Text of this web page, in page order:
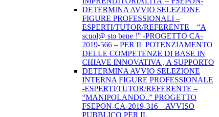
DETERMINA AVVIO SELEZIONE
FIGURE PROFESSIONALI –
ESPERTI/TUTOR/REFERENTE – “A
scuol@ sto bene !” -PROGETTO CA-
2019-566 – PER IL POTENZIAMENTO
DELLE COMPETENZE DI BASE IN
CHIAVE INNOVATIVA , A SUPPORTO
DETERMINA AVVIO SELEZIONE
INTERNA FIGURE PROFESSIONALE
-ESPERTI/TUTOR/REFERENTE –
“MANIPOLANDO..” PROGETTO
FSEPON-CA-2019-316 – AVVISO
PUBBLICO PER IL